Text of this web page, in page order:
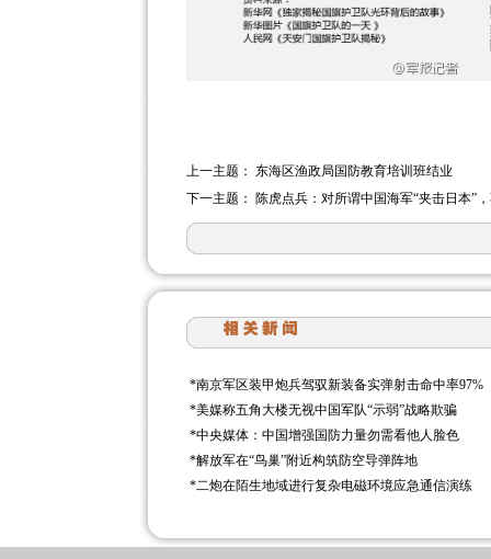
上一主题： 东海区渔政局国防教育培训班结业
下一主题： 陈虎点兵：对所谓中国海军“夹击日本”
*南京军区装甲炮兵驾驭新装备实弹射击命中率97%
*美媒称五角大楼无视中国军队“示弱”战略欺骗
*中央媒体：中国增强国防力量勿需看他人脸色
*解放军在“鸟巢”附近构筑防空导弹阵地
*二炮在陌生地域进行复杂电磁环境应急通信演练